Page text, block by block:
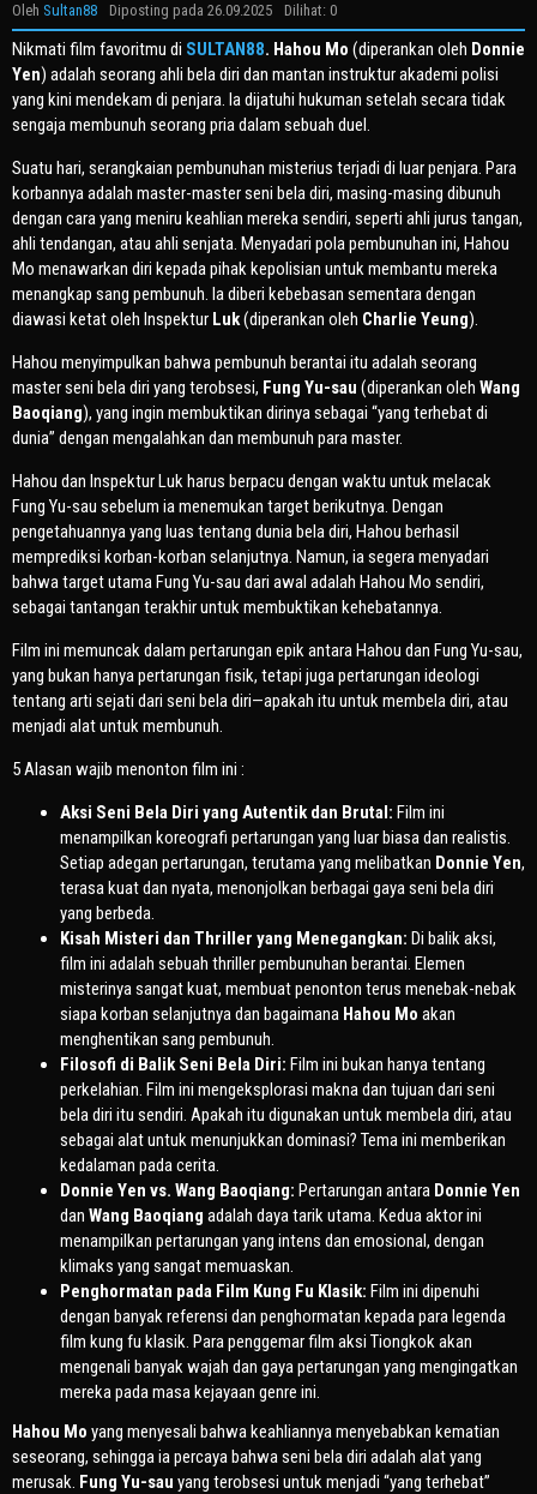
Oleh Sultan88 Diposting pada 26.09.2025 Dilihat: 0
Nikmati film favoritmu di SULTAN88. Hahou Mo (diperankan oleh Donnie
Yen) adalah seorang ahli bela diri dan mantan instruktur akademi polisi
yang kini mendekam di penjara. Ia dijatuhi hukuman setelah secara tidak
sengaja membunuh seorang pria dalam sebuah duel.
Suatu hari, serangkaian pembunuhan misterius terjadi di luar penjara. Para
korbannya adalah master-master seni bela diri, masing-masing dibunuh
dengan cara yang meniru keahlian mereka sendiri, seperti ahli jurus tangan,
ahli tendangan, atau ahli senjata. Menyadari pola pembunuhan ini, Hahou
Mo menawarkan diri kepada pihak kepolisian untuk membantu mereka
menangkap sang pembunuh. Ia diberi kebebasan sementara dengan
diawasi ketat oleh Inspektur Luk(diperankan oleh Charlie Yeung).
Hahou menyimpulkan bahwa pembunuh berantai itu adalah seorang
master seni bela diri yang terobsesi, Fung Yu-sau (diperankan oleh Wang
Baoqiang), yang ingin membuktikan dirinya sebagai “yang terhebat di
dunia” dengan mengalahkan dan membunuh para master.
Hahou dan Inspektur Luk harus berpacu dengan waktu untuk melacak
Fung Yu-sau sebelum ia menemukan target berikutnya. Dengan
pengetahuannya yang luas tentang dunia bela diri, Hahou berhasil
memprediksi korban-korban selanjutnya. Namun, ia segera menyadari
bahwa target utama Fung Yu-sau dari awal adalah Hahou Mo sendiri,
sebagai tantangan terakhir untuk membuktikan kehebatannya.
Film ini memuncak dalam pertarungan epik antara Hahou dan Fung Yu-sau,
yang bukan hanya pertarungan fisik, tetapi juga pertarungan ideologi
tentang arti sejati dari seni bela diri—apakah itu untuk membela diri, atau
menjadi alat untuk membunuh.
5 Alasan wajib menonton film ini :
Aksi Seni Bela Diri yang Autentik dan Brutal: Film ini
menampilkan koreografi pertarungan yang luar biasa dan realistis.
Setiap adegan pertarungan, terutama yang melibatkan Donnie Yen,
terasa kuat dan nyata, menonjolkan berbagai gaya seni bela diri
yang berbeda.
Kisah Misteri dan Thriller yang Menegangkan: Di balik aksi,
film ini adalah sebuah thriller pembunuhan berantai. Elemen
misterinya sangat kuat, membuat penonton terus menebak-nebak
siapa korban selanjutnya dan bagaimana Hahou Mo akan
menghentikan sang pembunuh.
Filosofi di Balik Seni Bela Diri: Film ini bukan hanya tentang
perkelahian. Film ini mengeksplorasi makna dan tujuan dari seni
bela diri itu sendiri. Apakah itu digunakan untuk membela diri, atau
sebagai alat untuk menunjukkan dominasi? Tema ini memberikan
kedalaman pada cerita.
Donnie Yen vs. Wang Baoqiang: Pertarungan antara Donnie Yen
dan Wang Baoqiang adalah daya tarik utama. Kedua aktor ini
menampilkan pertarungan yang intens dan emosional, dengan
klimaks yang sangat memuaskan.
Penghormatan pada Film Kung Fu Klasik: Film ini dipenuhi
dengan banyak referensi dan penghormatan kepada para legenda
film kung fu klasik. Para penggemar film aksi Tiongkok akan
mengenali banyak wajah dan gaya pertarungan yang mengingatkan
mereka pada masa kejayaan genre ini.
Hahou Mo yang menyesali bahwa keahliannya menyebabkan kematian
seseorang, sehingga ia percaya bahwa seni bela diri adalah alat yang
merusak. Fung Yu-sau yang terobsesi untuk menjadi “yang terhebat”